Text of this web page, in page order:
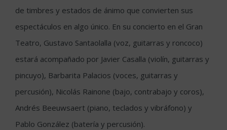
de timbres y estados de ánimo que convierten sus
espectáculos en algo único. En su concierto en el Gran
Teatro, Gustavo Santaolalla (voz, guitarras y roncoco)
estará acompañado por Javier Casalla (violín, guitarras y
pincuyo), Barbarita Palacios (voces, guitarras y
percusión), Nicolás Rainone (bajo, contrabajo y coros),
Andrés Beeuwsaert (piano, teclados y vibráfono) y
Pablo González (batería y percusión).